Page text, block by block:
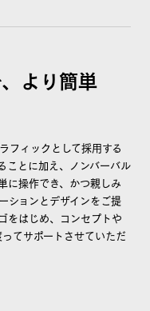
より簡単
フィックとして採用する
ことに加え、ノンバーバル
に操作でき、かつ親しみ
ションとデザインをご提
をはじめ、コンセプトや
てサポートさせていただ